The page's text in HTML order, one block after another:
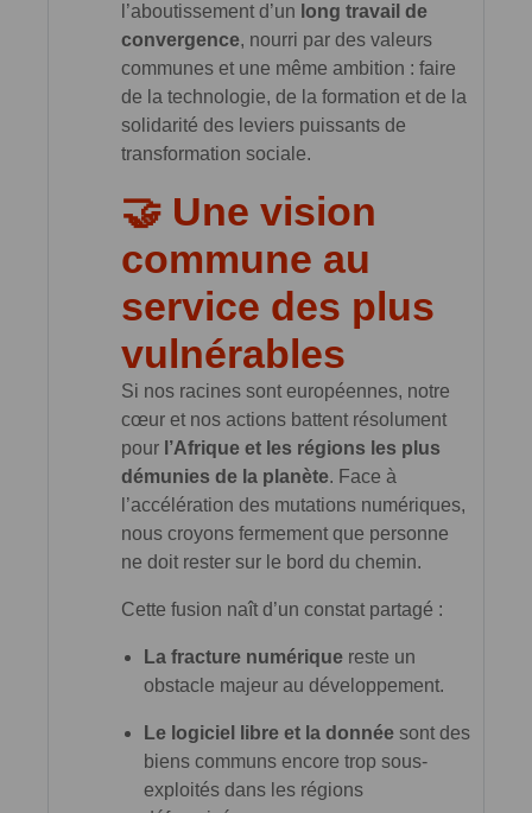
l’aboutissement d’un long travail de
convergence, nourri par des valeurs
communes et une même ambition : faire
de la technologie, de la formation et de la
solidarité des leviers puissants de
transformation sociale.
🤝 Une vision
commune au
service des plus
vulnérables
Si nos racines sont européennes, notre
cœur et nos actions battent résolument
pour l’Afrique et les régions les plus
démunies de la planète. Face à
l’accélération des mutations numériques,
nous croyons fermement que personne
ne doit rester sur le bord du chemin.
Cette fusion naît d’un constat partagé :
La fracture numérique reste un
obstacle majeur au développement.
Le logiciel libre et la donnée sont des
biens communs encore trop sous-
exploités dans les régions